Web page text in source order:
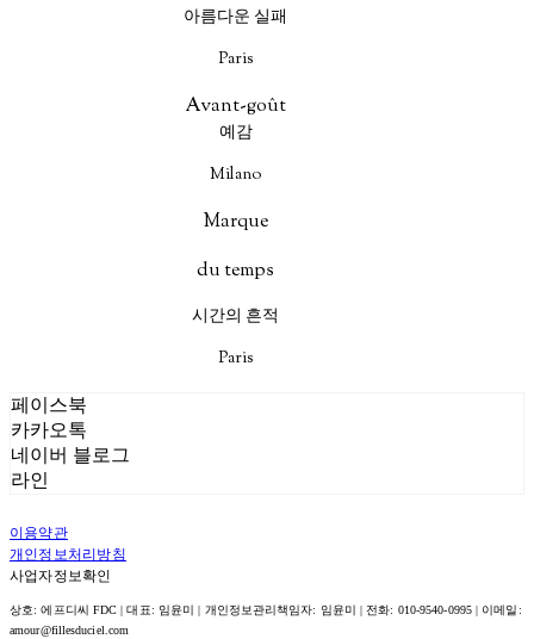
아름다운 실패
Paris
Avant-goût
예감
Milano
Marque
du temps
시간의 흔적
Paris
페이스북
카카오톡
네이버 블로그
라인
이용약관
개인정보처리방침
사업자정보확인
상호: 에프디씨 FDC | 대표: 임윤미 | 개인정보관리책임자: 임윤미 | 전화: 010-9540-0995 | 이메일:
amour@fillesduciel.com